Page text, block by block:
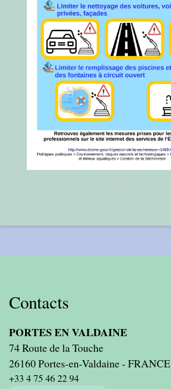
Contacts
PORTES EN VALDAINE
74 Route de la Touche
26160 Portes-en-Valdaine - FRANCE
+33 4 75 46 22 94